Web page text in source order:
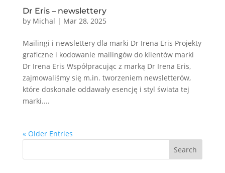
Dr Eris – newslettery
by Michal | Mar 28, 2025
Mailingi i newslettery dla marki Dr Irena Eris Projekty
graficzne i kodowanie mailingów do klientów marki
Dr Irena Eris Współpracując z marką Dr Irena Eris,
zajmowaliśmy się m.in. tworzeniem newsletterów,
które doskonale oddawały esencję i styl świata tej
marki....
« Older Entries